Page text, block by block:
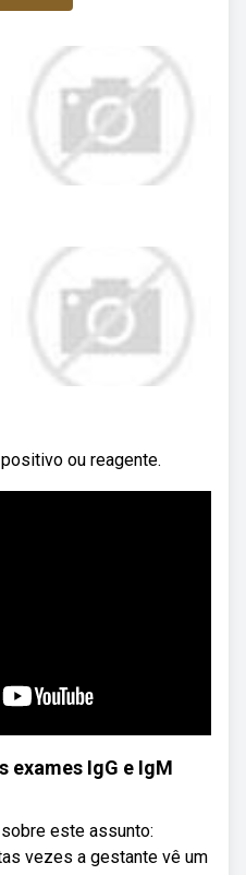
ou reagente.
exames IgG e IgM
este assunto:
vezes a gestante vê um